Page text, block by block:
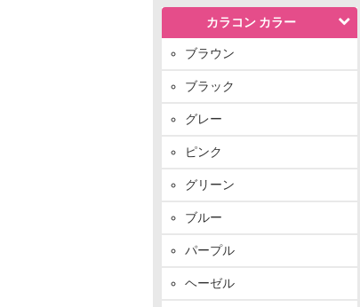
カラコン カラー
ブラウン
ブラック
グレー
ピンク
グリーン
ブルー
パープル
ヘーゼル